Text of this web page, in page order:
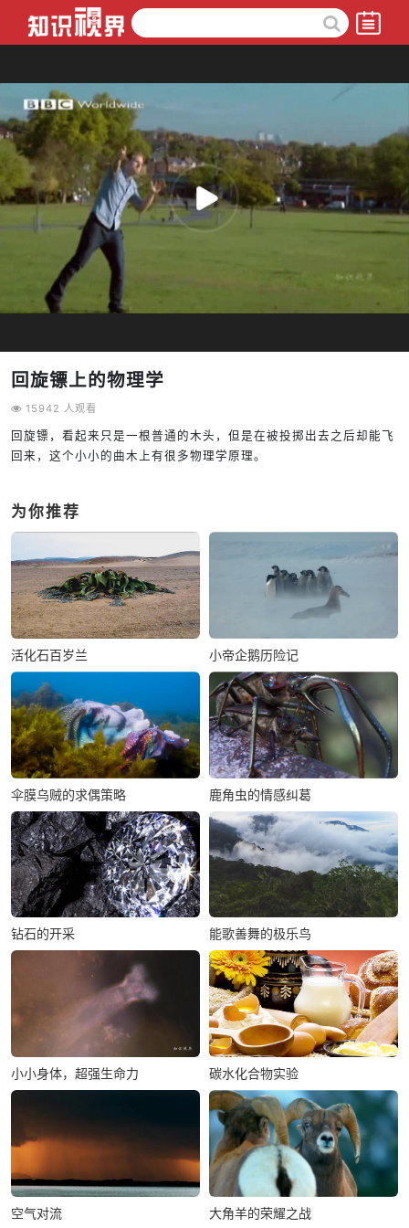
回旋镖上的物理学
15942 人观看
回旋镖，看起来只是一根普通的木头，但是在被投掷出去之后却能飞
回来，这个小小的曲木上有很多物理学原理。
为你推荐
活化石百岁兰 小帝企鹅历险记
伞膜乌贼的求偶策略 鹿角虫的情感纠葛
钻石的开采 能歌善舞的极乐鸟
小小身体，超强生命力 碳水化合物实验
空气对流 大角羊的荣耀之战